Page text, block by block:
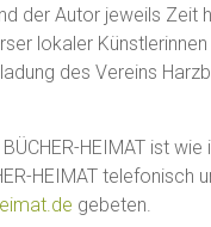
der Autor jeweils Zeit
lokaler
des Vereins
HEIMAT ist
HEIMAT
gebeten.